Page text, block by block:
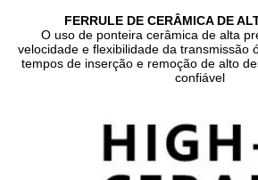
FERRULE DE CERÂMICA DE
O uso de ponteira cerâmica de alta
velocidade e flexibilidade da transmissão
tempos de inserção e remoção de alto
confiável